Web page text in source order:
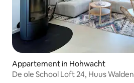
Appartement in Hohwacht
De ole School Loft 24, Huus Walden